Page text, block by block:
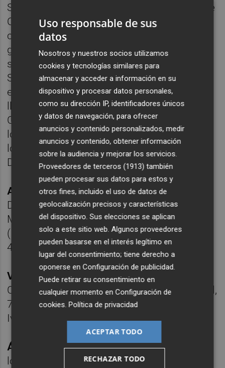
Simón volvió a poner a prueba los reflejos de
Olmedo y el guardameta volvió a responder
con una buena intervención. El conjunto
granota trató de acercarse al área contraria
sobre todo con centros desde las bandas.
Shaq, en un par de ocasiones, introdujo el
esférico en el área pero, primero, Joan no
llegó a rematar por muy poco y, después,
Cantero remató alto. Pese a los intentos de
los azulgranas, el electrónico ya no varió y
los tres puntos se marcharon de la Ciudad
Deportiva.
At. Levante:Olmedo, Shaq, Rulo (Juan
Delgado, 55’), Genís, Pablo Serrano, Fran
Manzanara, Joan, Pepelu, Cantero, Blesa
(Isaac, 75’), Anthony Georgiou (Manu Viana,
46’).
Villarreal CF B:Joan, Andrei, Eduardo, Roger,
Carlos, Ramón, Franquesa, Víctor (Enmanuel,
71’), Daniel (Rubén, 71’), Simón(Mario, 77’),
Iván.
Árbitro:
Albert Ávalos Martos. Amonestó a
los locales Fran Manzanara y Genís y a los
Uso responsable de sus
datos
Nosotros y nuestros socios utilizamos
cookies y tecnologías similares para
almacenar y acceder a información en su
dispositivo y procesar datos personales,
como su dirección IP, identificadores únicos
y datos de navegación, para ofrecer
anuncios y contenido personalizados, medir
anuncios y contenido, obtener información
sobre la audiencia y mejorar los servicios.
Proveedores de terceros (1913) también
pueden procesar sus datos para estos y
otros fines, incluido el uso de datos de
geolocalización precisos y características
del dispositivo. Sus elecciones se aplican
solo a este sitio web. Algunos proveedores
pueden basarse en el interés legítimo en
lugar del consentimiento; tiene derecho a
oponerse enConfiguración de publicidad
Puede retirar su consentimiento en
cualquier momento enConfiguración de
cookies .Política de privacidad
ACEPTAR TODO
RECHAZAR TODO